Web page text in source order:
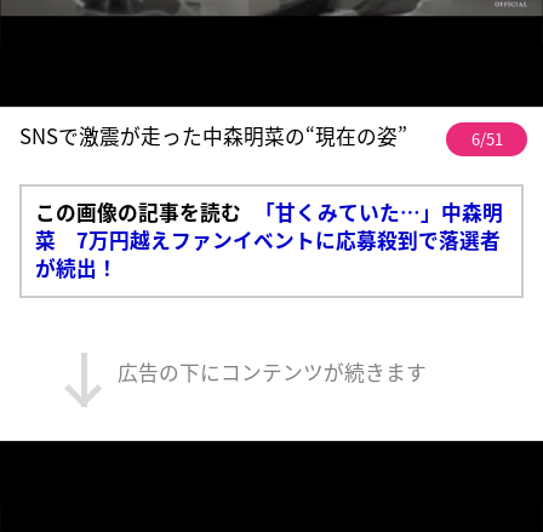
SNSで激震が走った中森明菜の“現在の姿” 6/51
この画像の記事を読む
「甘くみていた…」中森明
菜 7万円越えファンイベントに応募殺到で落選者
が続出！
広告の下にコンテンツが続きます